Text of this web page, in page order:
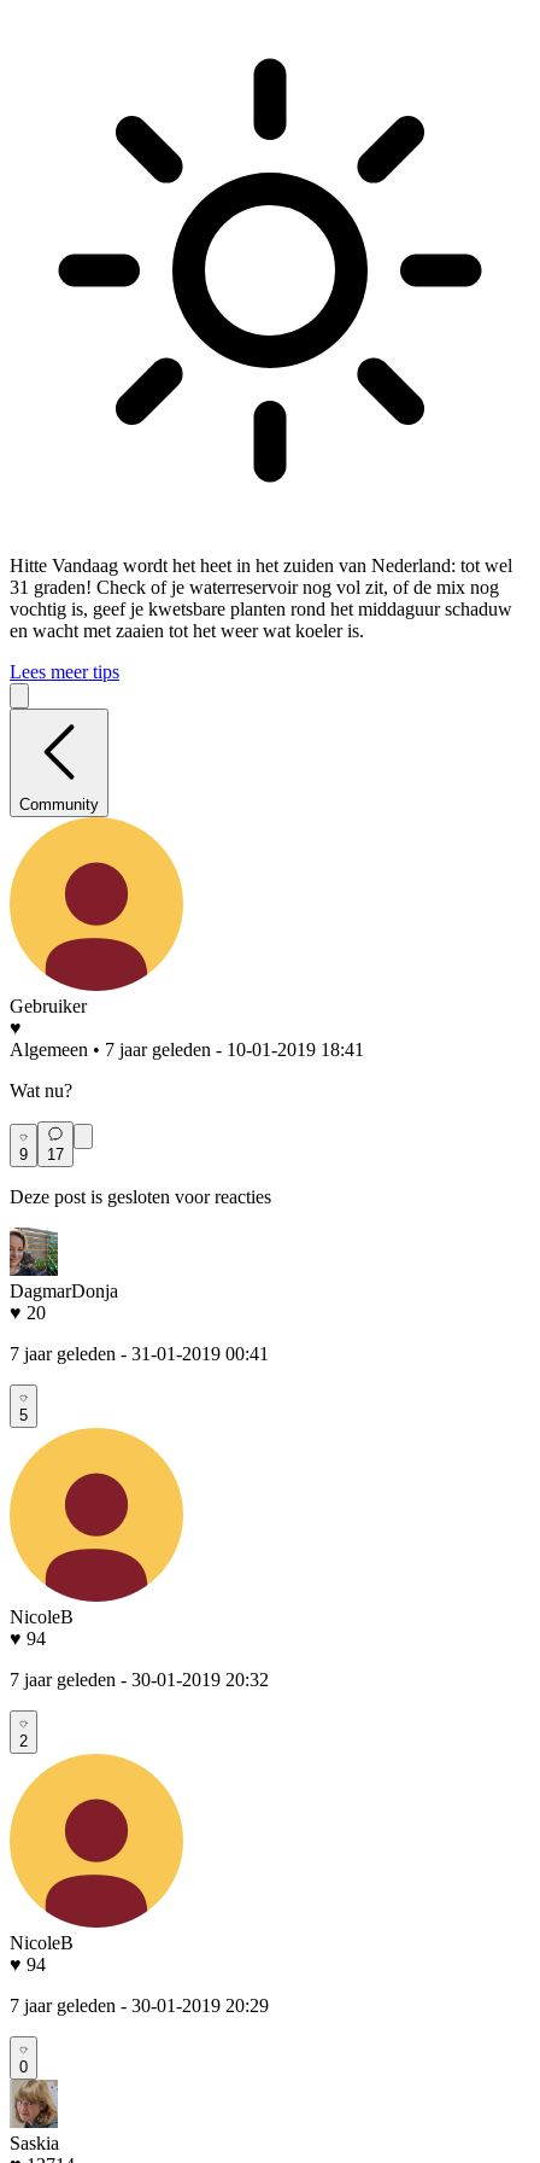
Hitte Vandaag wordt het heet in het zuiden van Nederland: tot wel
31 graden! Check of je waterreservoir nog vol zit, of de mix nog
vochtig is, geef je kwetsbare planten rond het middaguur schaduw
en wacht met zaaien tot het weer wat koeler is.
Lees meer tips
Community
Gebruiker
♥
Algemeen • 7 jaar geleden - 10-01-2019 18:41
Wat nu?
9 17
Deze post is gesloten voor reacties
DagmarDonja
♥ 20
7 jaar geleden - 31-01-2019 00:41
5
NicoleB
♥ 94
7 jaar geleden - 30-01-2019 20:32
2
NicoleB
♥ 94
7 jaar geleden - 30-01-2019 20:29
0
Saskia